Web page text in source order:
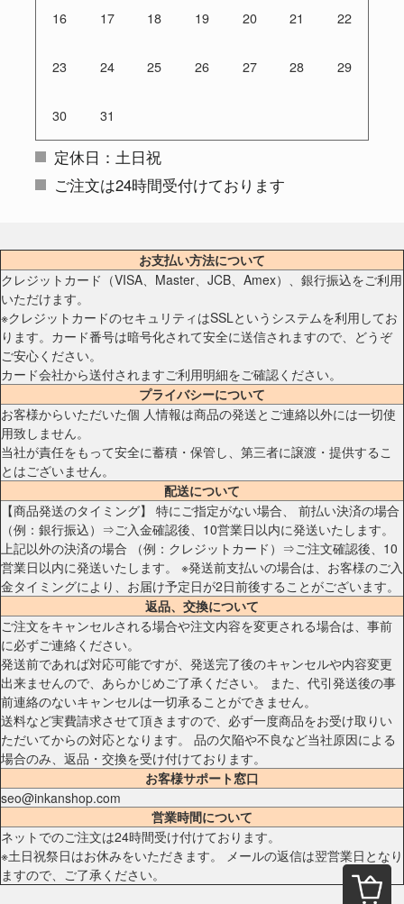
16 17 18 19 20 21 22
23 24 25 26 27 28 29
30 31
定休日：土日祝
ご注文は24時間受付けております
お支払い方法について
クレジットカード（VISA、Master、JCB、Amex）、銀行振込をご利用
いただけます。
※クレジットカードのセキュリティはSSLというシステムを利用してお
ります。カード番号は暗号化されて安全に送信されますので、どうぞ
ご安心ください。
カード会社から送付されますご利用明細をご確認ください。
プライバシーについて
お客様からいただいた個 人情報は商品の発送とご連絡以外には一切使
用致しません。
当社が責任をもって安全に蓄積・保管し、第三者に譲渡・提供するこ
とはございません。
配送について
【商品発送のタイミング】 特にご指定がない場合、 前払い決済の場合
（例：銀行振込）⇒ご入金確認後、10営業日以内に発送いたします。
上記以外の決済の場合 （例：クレジットカード）⇒ご注文確認後、10
営業日以内に発送いたします。 ※発送前支払いの場合は、お客様のご入
金タイミングにより、お届け予定日が2日前後することがございます。
返品、交換について
ご注文をキャンセルされる場合や注文内容を変更される場合は、事前
に必ずご連絡ください。
発送前であれば対応可能ですが、発送完了後のキャンセルや内容変更
出来ませんので、あらかじめご了承ください。 また、代引発送後の事
前連絡のないキャンセルは一切承ることができません。
送料など実費請求させて頂きますので、必ず一度商品をお受け取りい
ただいてからの対応となります。 品の欠陥や不良など当社原因による
場合のみ、返品・交換を受け付けております。
お客様サポート窓口
seo@inkanshop.com
営業時間について
ネットでのご注文は24時間受け付けております。
※土日祝祭日はお休みをいただきます。 メールの返信は翌営業日となり
ますので、ご了承ください。